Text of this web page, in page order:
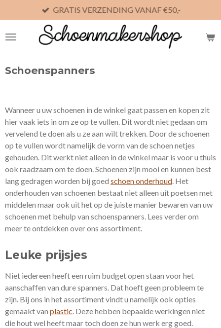
direct
naar
GRATIS VERZENDING VANAF €50,-
Schoenspanners
Wanneer u uw schoenen in de winkel gaat passen en kopen zit
hier vaak iets in om ze op te vullen. Dit wordt niet gedaan om
vervelend te doen als u ze aan wilt trekken. Door de schoenen
op te vullen wordt namelijk de vorm van de schoen netjes
gehouden. Dit werkt niet alleen in de winkel maar is voor u thuis
ook raadzaam om te doen. Schoenen zijn mooi en kunnen best
lang gedragen worden bij goed schoen onderhoud. Het
onderhouden van schoenen bestaat niet alleen uit poetsen met
middelen maar ook uit het op de juiste manier bewaren van uw
schoenen met behulp van schoenspanners. Lees verder om
meer te ontdekken over ons assortiment.
Leuke prijsjes
Niet iedereen heeft een ruim budget open staan voor het
aanschaffen van dure spanners. Dat hoeft geen probleem te
zijn. Bij ons in het assortiment vindt u namelijk ook opties
gemaakt van plastic. Deze hebben bepaalde werkingen niet
die hout wel heeft maar toch doen ze hun werk erg goed.